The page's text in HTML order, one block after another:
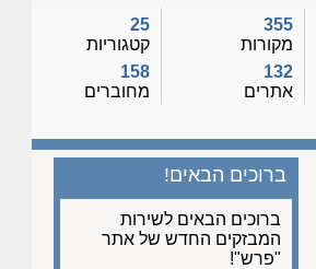
355
מקורות
132
אתרים
25
קטגוריות
158
מחוברים
ברוכים הבאים!
ברוכים הבאים לשירות
המבזקים החדש של אתר
"פרש"!